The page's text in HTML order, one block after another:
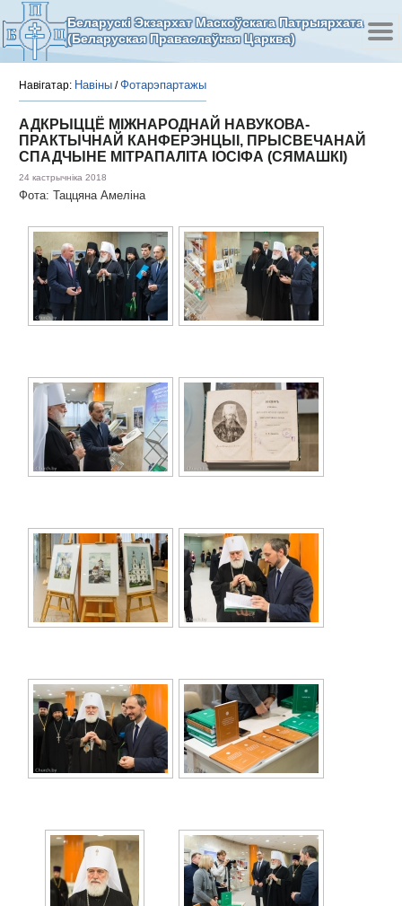
Беларускі Экзархат Маскоўскага Патрыярхата
(Беларуская Праваслаўная Царква)
Навігатар: Навіны /Фотарэпартажы
АДКРЫЦЦЁ МІЖНАРОДНАЙ НАВУКОВА-
ПРАКТЫЧНАЙ КАНФЕРЭНЦЫІ, ПРЫСВЕЧАНАЙ
СПАДЧЫНЕ МІТРАПАЛІТА ІОСІФА (СЯМАШКІ)
24 кастрычніка 2018
Фота: Таццяна Амеліна